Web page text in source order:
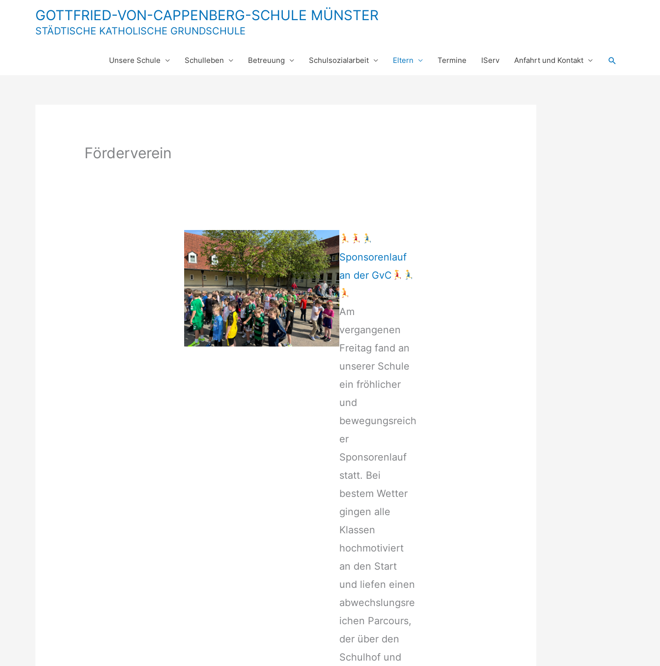
GOTTFRIED-VON-CAPPENBERG-SCHULE MÜNSTER
STÄDTISCHE KATHOLISCHE GRUNDSCHULE
Unsere Schule Schulleben Betreuung Schulsozialarbeit Eltern Termine IServ Anfahrt und Kontakt Suchen
Förderverein
Sponsorenlauf
an der GvC
Am
vergangenen
Freitag fand an
unserer Schule
ein fröhlicher
und
bewegungsreich
er
Sponsorenlauf
statt. Bei
bestem Wetter
gingen alle
Klassen
hochmotiviert
an den Start
und liefen einen
abwechslungsre
ichen Parcours,
der über den
Schulhof und